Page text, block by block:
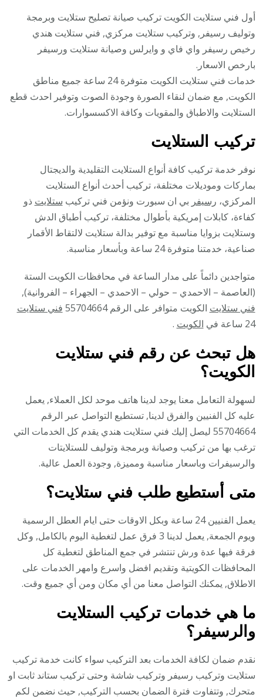
أول فني ستلايت الكويت تركيب صيانة تصليح ستلايت وبرمجة
وتوليف رسيفر, وتركيب ستلايت مركزي, فني ستلايت هندي
رخيص رسيفر واي فاي و وايرلس وصيانة ستلايت ورسيفر
بارخص الاسعار.
خدمات فني ستلايت الكويت متوفرة 24 ساعة جميع مناطق
الكويت, مع ضمان لنقاء الصورة وجودة الصوت وتوفير احدث قطع
الستلايت والاطباق والمقويات وكافة الاكسسوارات.
تركيب الستلايت
نوفر خدمة تركيب كافة أنواع الستلايت التقليدية والديجتال
بماركات وموديلات مختلفة، تركيب أحدث أنواع الستلايت
المركزي، رسيفر بي ان سبورت ونؤمن فني تركيب ستلايت ذو
كفاءة، كابلات إمريكية بأطوال مختلفة، تركيب أطباق الدش
وستلايت بزوايا مناسبة مع توفير بدالة ستلايت لالتقاط الأقمار
صناعية، خدمتنا متوفرة 24 ساعة وبأسعار مناسبة.
متواجدين دائماً على مدار الساعة في محافظات الكويت الستة
(العاصمة – الاحمدي – حولي – الاحمدي – الجهراء – الفروانية),
فني ستلايت الكويت متوافر على الرقم 55704664
فني ستلايت
24 ساعة في
الكويت .
هل تبحث عن رقم فني ستلايت
الكويت؟
لسهولة التعامل معنا يوجد لدينا هاتف موحد لكل العملاء, يعمل
عليه كل الفنيين والفرق لدينا, تستطيع التواصل عبر الرقم
55704664 ليصل إليك فني ستلايت هندي يقدم كل الخدمات التي
ترغب بها من تركيب وصيانة وبرمجة وتوليف للستلايتات
والرسيفرات وباسعار مناسبة ومميزة, وجودة العمل عالية.
متى أستطيع طلب فني ستلايت؟
يعمل الفنيين 24 ساعة وبكل الاوقات حتى ايام العطل الرسمية
ويوم الجمعة, يعمل لدينا 3 فرق عمل لتغطية اليوم بالكامل, وكل
فرقة فيها عدة ورش تنتشر في جمع المناطق لتغطية كل
المحافظات الكويتية وتقديم افضل واسرع وامهر الخدمات على
الاطلاق, يمكنك التواصل معنا من أي مكان ومن أي جميع وقت.
ما هي خدمات تركيب الستلايت
والرسيفر؟
نقدم ضمان لكافة الخدمات بعد التركيب سواء كانت خدمة تركيب
ستلايت وتركيب رسيفر وتركيب شاشة وحتى تركيب ستاند ثابت او
متحرك, وتتفاوت فترة الضمان بحسب التركيب, حيث نضمن لكم